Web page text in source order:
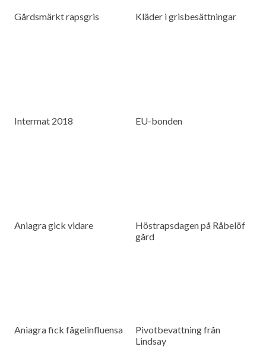
Gårdsmärkt rapsgris Kläder i grisbesättningar
Intermat 2018 EU-bonden
Aniagra gick vidare
Höstrapsdagen på Råbelöf
gård
Aniagra fick fågelinfluensa
Pivotbevattning från
Lindsay